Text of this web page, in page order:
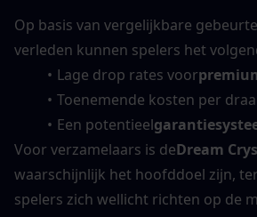
Op basis van vergelijkbare
verleden kunnen spelers het
Lage drop rates voor
Toenemende kosten per
Een potentieel
Voor verzamelaars is deDream
waarschijnlijk het hoofddoel zijn,